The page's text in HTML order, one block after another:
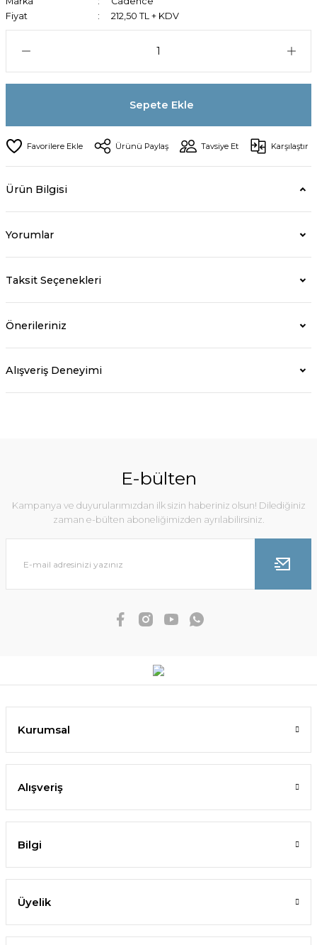
Fiyat
212,50 TL + KDV
Sepete Ekle
Ürünü Paylaş Tavsiye Et Karşılaştır
Ürün Bilgisi
Yorumlar
Taksit Seçenekleri
Önerileriniz
Alışveriş Deneyimi
E-bülten
Kampanya ve duyurularımızdan ilk sizin haberiniz olsun! Dilediğiniz
zaman e-bülten aboneliğimizden ayrılabilirsiniz.
Kurumsal
Alışveriş
Bilgi
Üyelik